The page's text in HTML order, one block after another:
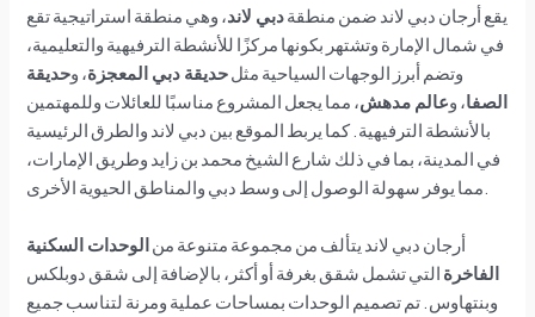
يقع أرجان دبي لاند ضمن منطقةدبي لاند، وهي منطقة استراتيجية تقع
في شمال الإمارة وتشتهر بكونها مركزًا للأنشطة الترفيهية والتعليمية،
وتضم أبرز الوجهات السياحية مثلحديقة دبي المعجزة، وحديقة
الصفا، وعالم مدهش، مما يجعل المشروع مناسبًا للعائلات وللمهتمين
بالأنشطة الترفيهية. كما يربط الموقع بين دبي لاند والطرق الرئيسية
في المدينة، بما في ذلك شارع الشيخ محمد بن زايد وطريق الإمارات،
أرجان دبي لاند يتألف من مجموعة متنوعة منالوحدات السكنية
الفاخرة التي تشمل شقق بغرفة أو أكثر، بالإضافة إلى شقق دوبلكس
وبنتهاوس. تم تصميم الوحدات بمساحات عملية ومرنة لتناسب جميع